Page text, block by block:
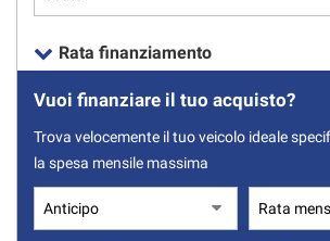
Rata finanziamento
Vuoi finanziare il tuo acquisto?
Trova velocemente il tuo veicolo ideale
la spesa mensile massima